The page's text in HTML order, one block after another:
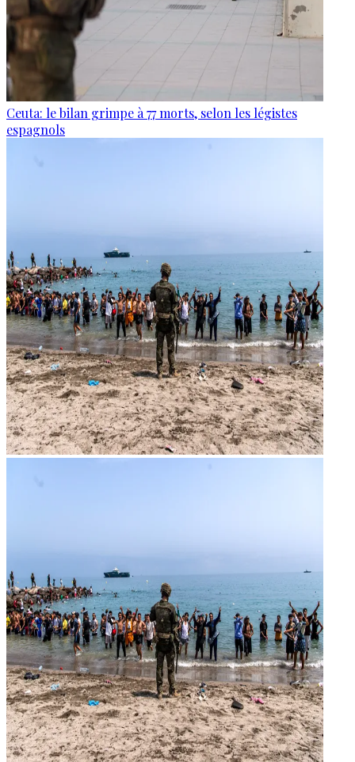
Ceuta: le bilan grimpe à 77 morts, selon les légistes
espagnols